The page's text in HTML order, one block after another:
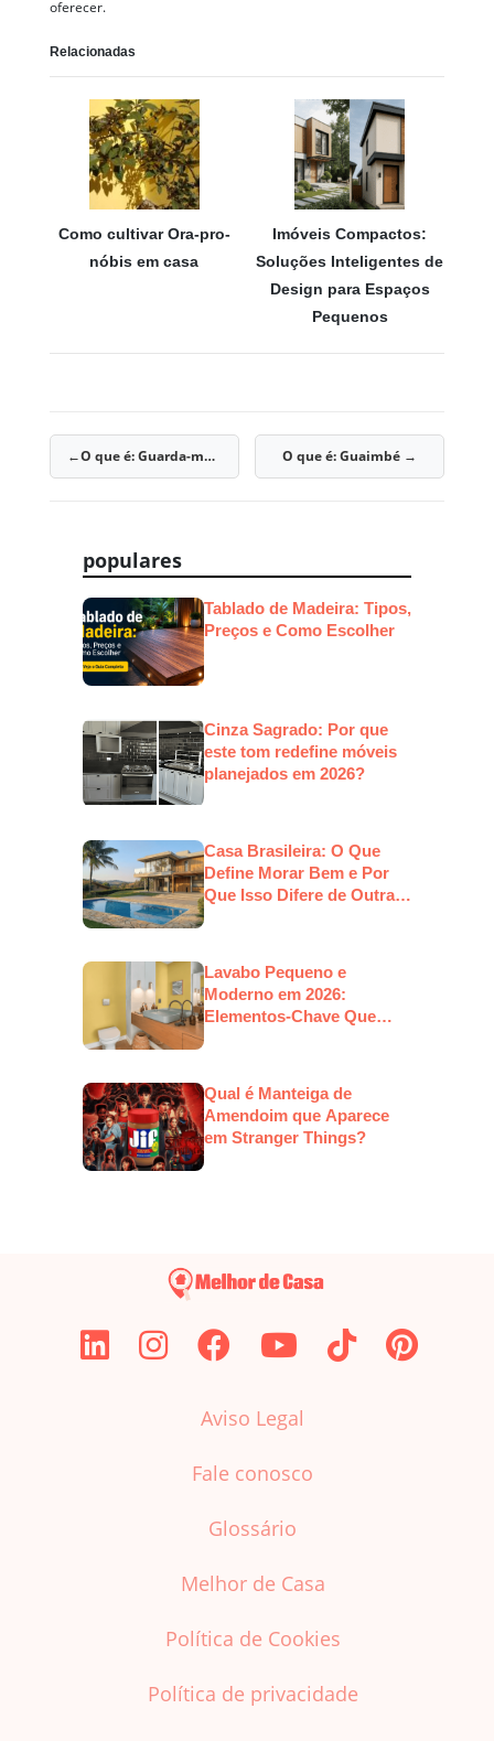
oferecer.
Relacionadas
Como cultivar Ora-pro-
nóbis em casa
Imóveis Compactos:
Soluções Inteligentes de
Design para Espaços
Pequenos
Navegação
Post
O que é: Guarda-móveis O que é: Guaimbé
populares
Tablado de Madeira: Tipos,
Preços e Como Escolher
Cinza Sagrado: Por que
este tom redefine móveis
planejados em 2026?
Casa Brasileira: O Que
Define Morar Bem e Por
Que Isso Difere de Outras
Lavabo Pequeno e
Moderno em 2026:
Elementos-Chave Que
Qual é Manteiga de
Amendoim que Aparece
em Stranger Things?
Aviso Legal
Fale conosco
Glossário
Melhor de Casa
Política de Cookies
Política de privacidade